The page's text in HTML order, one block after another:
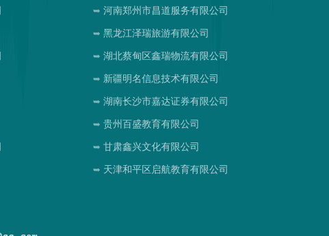
河南郑州市昌道服务有限公司
黑龙江泽瑞旅游有限公司
湖北蔡甸区鑫瑞物流有限公司
新疆明名信息技术有限公司
湖南长沙市嘉达证券有限公司
贵州百盛教育有限公司
甘肃鑫兴文化有限公司
天津和平区启航教育有限公司